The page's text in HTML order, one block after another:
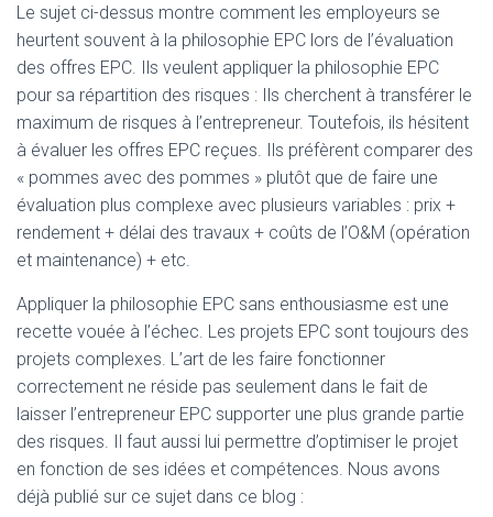
Le sujet ci-dessus montre comment les employeurs se
heurtent souvent à la philosophie EPC lors de l’évaluation
des offres EPC. Ils veulent appliquer la philosophie EPC
pour sa répartition des risques : Ils cherchent à transférer le
maximum de risques à l’entrepreneur. Toutefois, ils hésitent
à évaluer les offres EPC reçues. Ils préfèrent comparer des
« pommes avec des pommes » plutôt que de faire une
évaluation plus complexe avec plusieurs variables : prix +
rendement + délai des travaux + coûts de l’O&M (opération
et maintenance) + etc.
Appliquer la philosophie EPC sans enthousiasme est une
recette vouée à l’échec. Les projets EPC sont toujours des
projets complexes. L’art de les faire fonctionner
correctement ne réside pas seulement dans le fait de
laisser l’entrepreneur EPC supporter une plus grande partie
des risques. Il faut aussi lui permettre d’optimiser le projet
en fonction de ses idées et compétences. Nous avons
déjà publié sur ce sujet dans ce blog :